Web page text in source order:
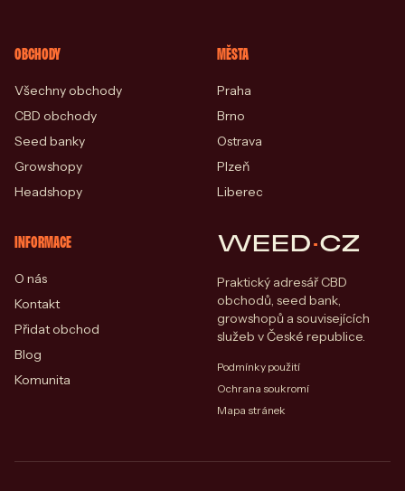
OBCHODY
Všechny obchody
CBD obchody
Seed banky
Growshopy
Headshopy
MĚSTA
Praha
Brno
Ostrava
Plzeň
Liberec
INFORMACE
O nás
Kontakt
Přidat obchod
Blog
Komunita
WEED·CZ
Praktický adresář CBD
obchodů, seed bank,
growshopů a souvisejících
služeb v České republice.
Podmínky použití
Ochrana soukromí
Mapa stránek